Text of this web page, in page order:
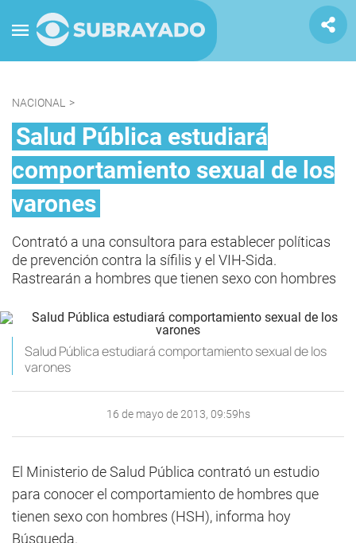
NACIONAL >
Salud Pública estudiará
comportamiento sexual de los
varones
Contrató a una consultora para establecer políticas
de prevención contra la sífilis y el VIH-Sida.
Rastrearán a hombres que tienen sexo con hombres
Salud Pública estudiará comportamiento sexual de los
varones
16 de mayo de 2013, 09:59hs
El Ministerio de Salud Pública contrató un estudio
para conocer el comportamiento de hombres que
tienen sexo con hombres (HSH), informa hoy
Búsqueda.